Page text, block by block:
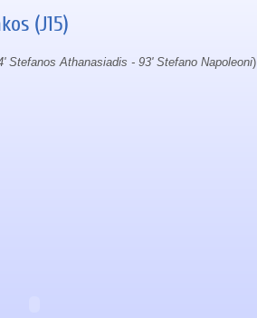
(J15)
Stefanos Athanasiadis - 93' Stefano Napoleoni)